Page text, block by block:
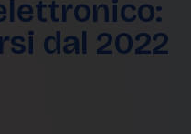
dal 2022